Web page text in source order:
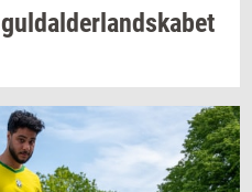
gul­dal­der­land­ska­bet